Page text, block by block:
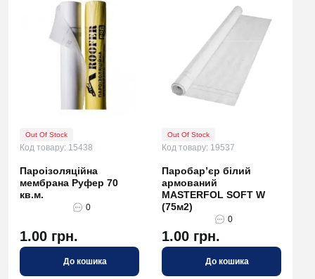
Out Of Stock
Код товару: 15438
Пароізоляційна
мембрана Руфер 70
кв.м.
0
1.00 грн.
До кошика
Out Of Stock
Код товару: 19537
Паробар’єр білий
армований
MASTERFOL SOFT W
(75м2)
0
1.00 грн.
До кошика